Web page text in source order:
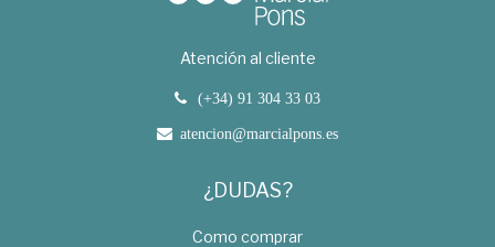
Atención al cliente
(+34) 91 304 33 03
atencion@marcialpons.es
¿DUDAS?
Como comprar